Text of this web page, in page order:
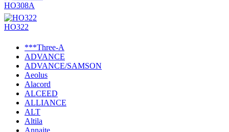
HO308A
HO322
***Three-A
ADVANCE
ADVANCE/SAMSON
Aeolus
Alacord
ALCEED
ALLIANCE
ALT
Altila
Annaite